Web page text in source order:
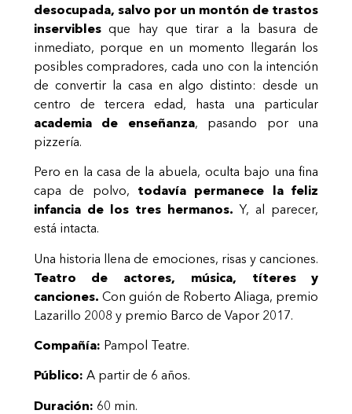
desocupada, salvo por un montón de trastos
inserviblesque hay que tirar a la basura de
inmediato, porque en un momento llegarán los
posibles compradores, cada uno con la intención
de convertir la casa en algo distinto: desde un
centro de tercera edad, hasta una particular
academia de enseñanza, pasando por una
pizzería.
Pero en la casa de la abuela, oculta bajo una fina
capa de polvo, todavía permanece la feliz
infancia de los tres hermanos. Y, al parecer,
está intacta.
Una historia llena de emociones, risas y canciones.
Teatro de actores, música, títeres y
canciones. Con guión de Roberto Aliaga, premio
Lazarillo 2008 y premio Barco de Vapor 2017.
Compañía: Pampol Teatre.
Público: A partir de 6 años.
Duración: 60 min.